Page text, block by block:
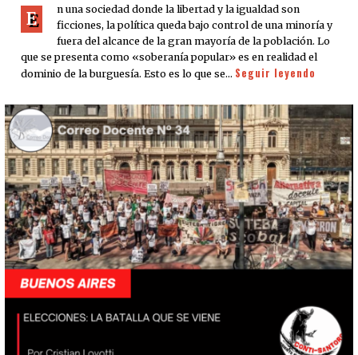
E
n una sociedad donde la libertad y la igualdad son
ficciones, la política queda bajo control de una minoría y
fuera del alcance de la gran mayoría de la población. Lo
que se presenta como «soberanía popular» es en realidad el
dominio de la burguesía. Esto es lo que se… Seguir leyendo